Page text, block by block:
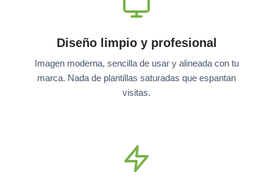
Diseño limpio y profesional
Imagen moderna, sencilla de usar y alineada con tu
marca. Nada de plantillas saturadas que espantan
visitas.